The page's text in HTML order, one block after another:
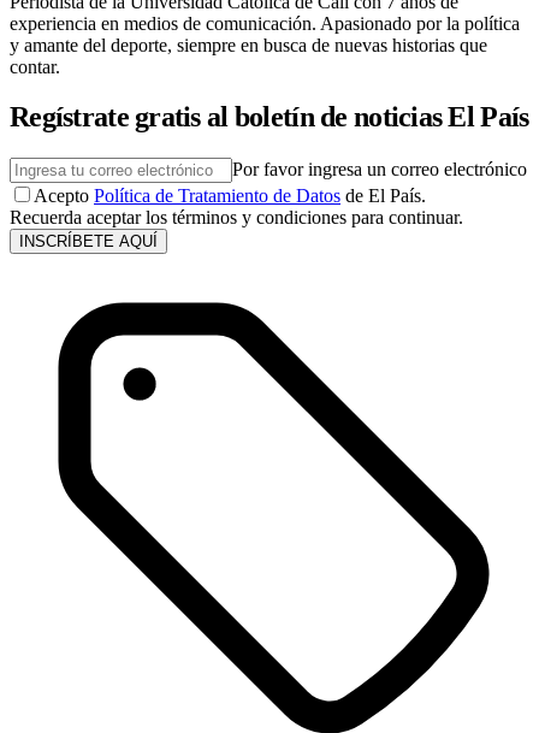
experiencia en medios de comunicación. Apasionado por la política
y amante del deporte, siempre en busca de nuevas historias que
contar.
Regístrate gratis al boletín de noticias El País
Por favor ingresa un correo electrónico
Acepto Política de Tratamiento de Datos de El País.
Recuerda aceptar los términos y condiciones para continuar.
INSCRÍBETE AQUÍ